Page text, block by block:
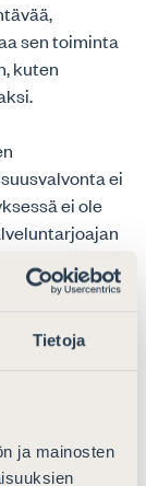
Tietoja
ja mainosten
sen toiminta
kuten
ei
ei ole
sinänsä
ulkomailla, on